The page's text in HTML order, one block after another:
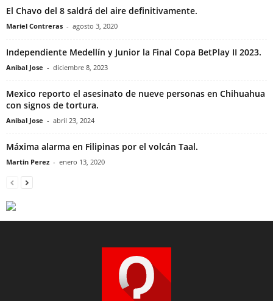
El Chavo del 8 saldrá del aire definitivamente.
Mariel Contreras - agosto 3, 2020
Independiente Medellín y Junior la Final Copa BetPlay II 2023.
Anibal Jose - diciembre 8, 2023
Mexico reporto el asesinato de nueve personas en Chihuahua
con signos de tortura.
Anibal Jose - abril 23, 2024
Máxima alarma en Filipinas por el volcán Taal.
Martin Perez - enero 13, 2020